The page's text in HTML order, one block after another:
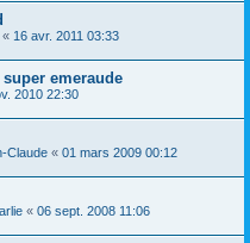
« 16 avr. 2011 03:33
emeraude
2010 22:30
Claude « 01 mars 2009 00:12
« 06 sept. 2008 11:06